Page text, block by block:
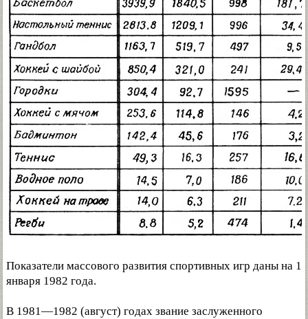
Показатели массового развития спортивных игр даны на 1
января 1982 года.
В 1981—1982 (август) годах звание заслуженного